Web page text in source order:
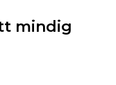
mindig